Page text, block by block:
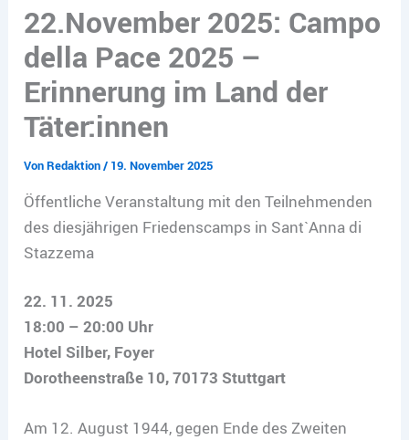
22.November 2025: Campo
della Pace 2025 –
Erinnerung im Land der
Täter:innen
VonRedaktion/ 19. November 2025
Öffentliche Veranstaltung mit den Teilnehmenden
des diesjährigen Friedenscamps in Sant`Anna di
Stazzema
22. 11. 2025
18:00 – 20:00 Uhr
Hotel Silber, Foyer
Dorotheenstraße 10, 70173 Stuttgart
Am 12. August 1944, gegen Ende des Zweiten